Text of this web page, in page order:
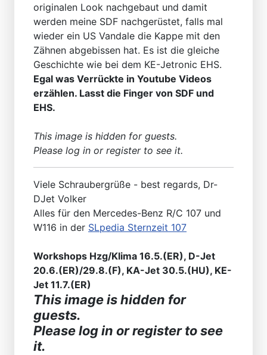
originalen Look nachgebaut und damit
werden meine SDF nachgerüstet, falls mal
wieder ein US Vandale die Kappe mit den
Zähnen abgebissen hat. Es ist die gleiche
Geschichte wie bei dem KE-Jetronic EHS.
Egal was Verrückte in Youtube Videos
erzählen. Lasst die Finger von SDF und
EHS.
This image is hidden for guests.
Please log in or register to see it.
Viele Schraubergrüße - best regards, Dr-
DJet Volker
Alles für den Mercedes-Benz R/C 107 und
W116 in der SLpedia Sternzeit 107
Workshops Hzg/Klima 16.5.(ER), D-Jet
20.6.(ER)/29.8.(F), KA-Jet 30.5.(HU), KE-
Jet 11.7.(ER)
This image is hidden for
guests.
Please log in or register to see
it.